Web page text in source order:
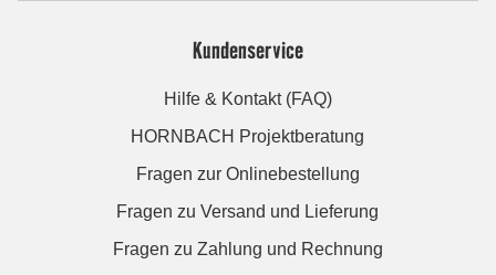
Kundenservice
Hilfe & Kontakt (FAQ)
HORNBACH Projektberatung
Fragen zur Onlinebestellung
Fragen zu Versand und Lieferung
Fragen zu Zahlung und Rechnung